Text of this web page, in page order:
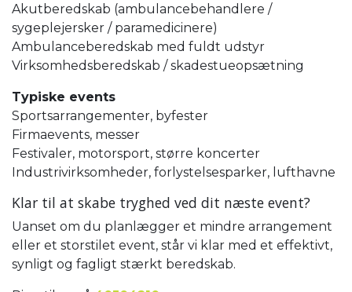
Akutberedskab (ambulancebehandlere /
sygeplejersker / paramedicinere)
Ambulanceberedskab med fuldt udstyr
Virksomhedsberedskab / skadestueopsætning
Typiske events
Sportsarrangementer, byfester
Firmaevents, messer
Festivaler, motorsport, større koncerter
Industrivirksomheder, forlystelsesparker, lufthavne
Klar til at skabe tryghed ved dit næste event?
Uanset om du planlægger et mindre arrangement
eller et storstilet event, står vi klar med et effektivt,
synligt og fagligt stærkt beredskab.